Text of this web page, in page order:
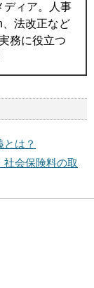
ディア。人事
法改正など
務に役立つ
は？
社会保険料の取